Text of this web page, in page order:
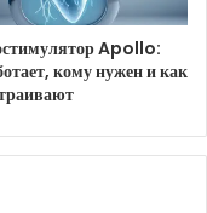
Apollo:
кому нужен и как